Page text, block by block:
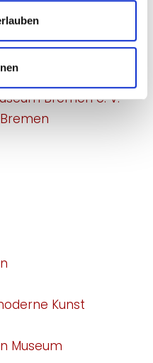
Bremen e. V.
Kunst
Museum